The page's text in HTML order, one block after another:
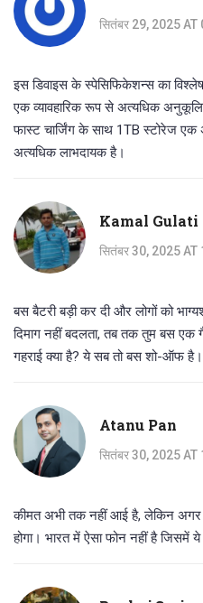
सितंबर 29, 2025 AT
इस डिवाइस के स्पेसिफिकेशन्स का
एक व्यावहारिक रूप से अत्यधिक
फास्ट चार्जिंग के साथ 1TB स्टोरेज एक
अत्यधिक लाभदायक है।
Kamal Gulati
सितंबर 30, 2025 AT
बस बैटरी बड़ी कर दी और लोगों को
दिमाग नहीं बदलता, तब तक तुम बस
गहराई क्या है? ये सब तो बस शो-ऑफ है।
Atanu Pan
सितंबर 30, 2025 AT
कीमत अभी तक नहीं आई है, लेकिन
होगा। भारत में ऐसा फोन नहीं है जिसमें